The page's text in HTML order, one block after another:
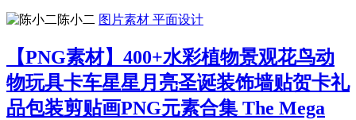
陈小二 图片素材 平面设计
【PNG素材】400+水彩植物景观花鸟动
物玩具卡车星星月亮圣诞装饰墙贴贺卡礼
品包装剪贴画PNG元素合集 The Mega